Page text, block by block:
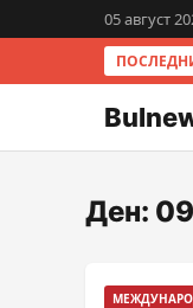
05 август
Ден: